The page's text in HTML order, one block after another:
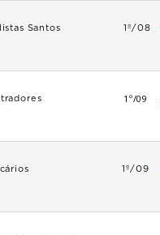
Santos 1º/08
1º/09
1º/09